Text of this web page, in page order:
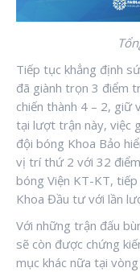
Tiếp tục khẳng định
đã giành trọn 3 điểm
chiến thành 4 – 2, giữ
tại lượt trận này, việc
đội bóng Khoa Bảo
vị trí thứ 2 với 32
bóng Viện KT-KT, tiếp
Khoa Đầu tư với lần
Với những trận đấu
sẽ còn được chứng
mục khác nữa tại